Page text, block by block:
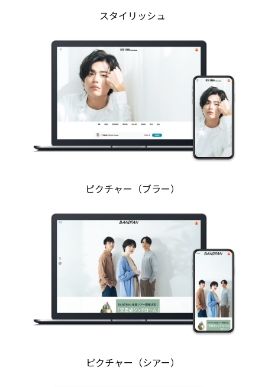
スタイリッシュ
ピクチャー（ブラー）
ピクチャー（シアー）